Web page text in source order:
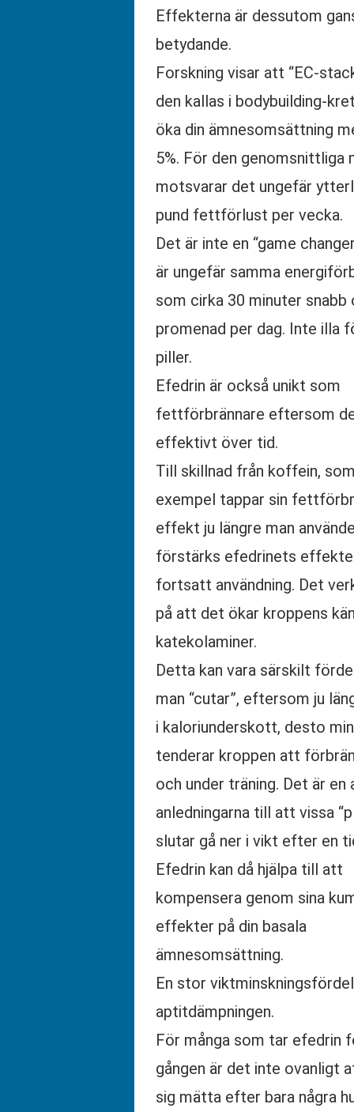
Effekterna är dessutom
betydande.
Forskning visar att “EC-
den kallas i bodybuilding-
öka din ämnesomsättning
5%. För den genomsnittliga
motsvarar det ungefär
pund fettförlust per vecka.
Det är inte en “game
är ungefär samma
som cirka 30 minuter
promenad per dag. Inte illa
piller.
Efedrin är också unikt som
fettförbrännare eftersom
effektivt över tid.
Till skillnad från koffein,
exempel tappar sin
effekt ju längre man
förstärks efedrinets
fortsatt användning. Det
på att det ökar kroppens
katekolaminer.
Detta kan vara särskilt
man “cutar”, eftersom ju
i kaloriunderskott, desto
tenderar kroppen att
och under träning. Det är en
anledningarna till att vissa
slutar gå ner i vikt efter en
Efedrin kan då hjälpa till att
kompensera genom sina
effekter på din basala
ämnesomsättning.
En stor
aptitdämpningen.
För många som tar efedrin
gången är det inte ovanligt
sig mätta efter bara några